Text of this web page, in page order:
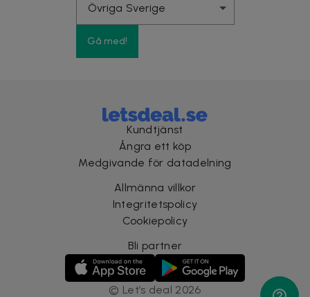
Gå med!
Kundtjänst
Ångra ett köp
Medgivande för datadelning
Allmänna villkor
Integritetspolicy
Cookiepolicy
Bli partner
© Let’s deal 2026